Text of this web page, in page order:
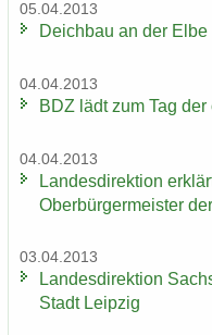
05.04.2013
Deich­bau an der
04.04.2013
BDZ lädt zum Tag
04.04.2013
Lan­des­di­rek­ti­on
Ober­bür­ger­meis­ter
03.04.2013
Lan­des­di­rek­ti­on
Stadt Leip­zig